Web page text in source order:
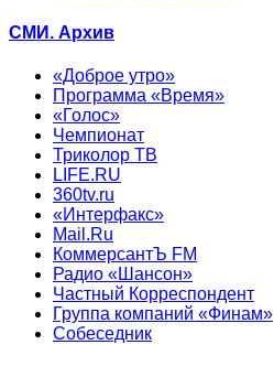
СМИ. Архив
«Доброе утро»
Программа «Время»
«Голос»
Чемпионат
Триколор ТВ
LIFE.RU
360tv.ru
«Интерфакс»
Mail.Ru
КоммерсантЪ FM
Радио «Шансон»
Частный Корреспондент
Группа компаний «Финам»
Собеседник